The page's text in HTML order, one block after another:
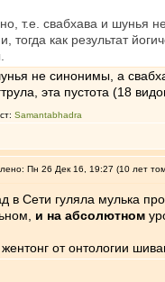
т.е. свабхава и шунья
тогда как результат
не синонимы, а
эта пустота (18
Samantabhadra
Пн 26 Дек 16, 19:27 (10 лет
в Сети гуляла мулька
и на абсолютном
от онтологии